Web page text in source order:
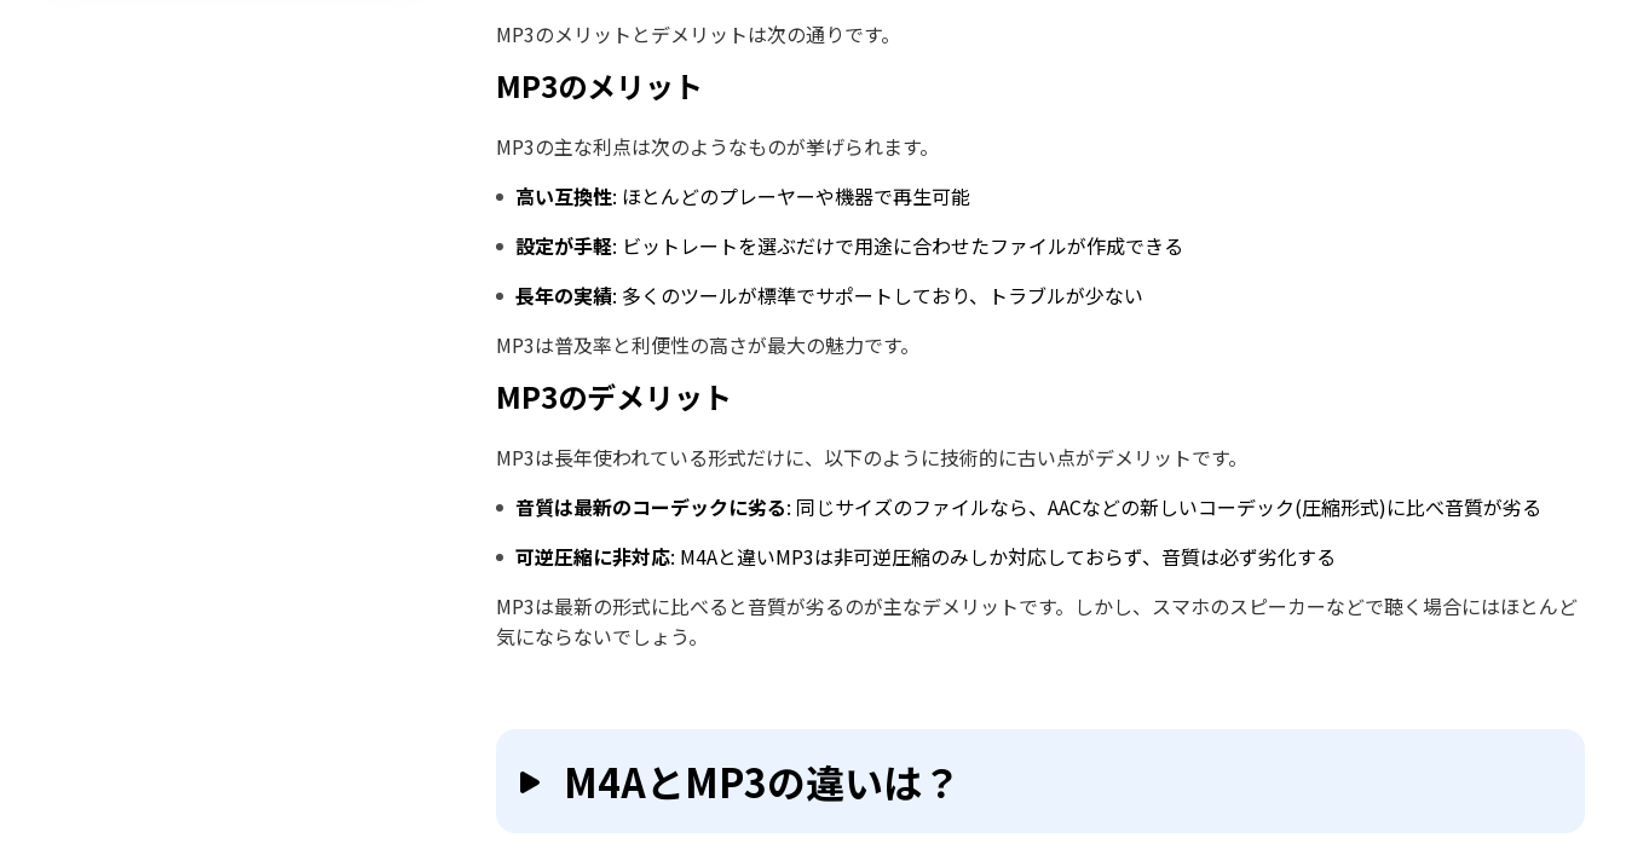
MP3のメリットとデメリットは次の通りです。
MP3のメリット
MP3の主な利点は次のようなものが挙げられます。
高い互換性: ほとんどのプレーヤーや機器で再生可能
設定が手軽: ビットレートを選ぶだけで用途に合わせたファイルが作成できる
長年の実績: 多くのツールが標準でサポートしており、トラブルが少ない
MP3は普及率と利便性の高さが最大の魅力です。
MP3のデメリット
MP3は長年使われている形式だけに、以下のように技術的に古い点がデメリットです。
音質は最新のコーデックに劣る: 同じサイズのファイルなら、AACなどの新しいコーデック(圧縮形式)に比べ音質が劣る
可逆圧縮に非対応: M4Aと違いMP3は非可逆圧縮のみしか対応しておらず、音質は必ず劣化する
MP3は最新の形式に比べると音質が劣るのが主なデメリットです。しかし、スマホのスピーカーなどで聴く場合にはほとんど
気にならないでしょう。
M4AとMP3の違いは？